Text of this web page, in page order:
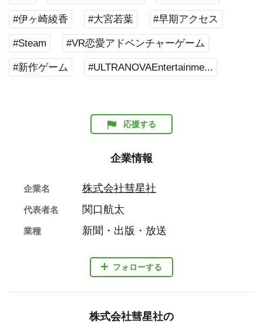
#伊ヶ崎綾香 #大宮若葉 #早期アクセス
#Steam #VR恋愛アドベンチャーゲーム
#新作ゲーム #ULTRANOVAEntertainme...
応援する
企業情報
フォローする
企業名 株式会社彗星社
代表者名 関口航太
業種 新聞・出版・放送
株式会社彗星社の